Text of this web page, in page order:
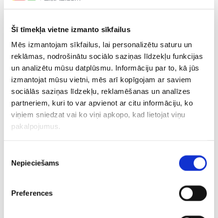
Šī tīmekļa vietne izmanto sīkfailus
Mēs izmantojam sīkfailus, lai personalizētu saturu un
reklāmas, nodrošinātu sociālo saziņas līdzekļu funkcijas
un analizētu mūsu datplūsmu. Informāciju par to, kā jūs
izmantojat mūsu vietni, mēs arī kopīgojam ar saviem
sociālās saziņas līdzekļu, reklamēšanas un analīzes
partneriem, kuri to var apvienot ar citu informāciju, ko
viņiem sniedzat vai ko viņi apkopo, kad lietojat viņu
pakalpojumus.
izvēle
Nepieciešams
Preferences
Pēteris Trekše (“Classic”, Somija), Kārlis Stukāns (“Nokian
KrP”, Somija), Toms Bitmanis, Rolands Kovaļevskis (abi –
“Masters”/”Ulbroka”), Bruno Beķeris (Cēsu “Lekrings”).